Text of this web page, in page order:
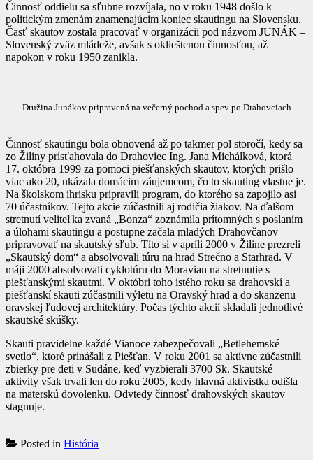
Činnosť oddielu sa sľubne rozvíjala, no v roku 1948 došlo k
politickým zmenám znamenajúcim koniec skautingu na Slovensku.
Časť skautov zostala pracovať v organizácii pod názvom JUNÁK –
Slovenský zväz mládeže, avšak s oklieštenou činnosťou, až
napokon v roku 1950 zanikla.
Družina Junákov pripravená na večerný pochod a spev po Drahovciach
Činnosť skautingu bola obnovená až po takmer pol storočí, kedy sa
zo Žiliny prisťahovala do Drahoviec Ing. Jana Michálková, ktorá
17. októbra 1999 za pomoci piešťanských skautov, ktorých prišlo
viac ako 20, ukázala domácim záujemcom, čo to skauting vlastne je.
Na školskom ihrisku pripravili program, do ktorého sa zapojilo asi
70 účastníkov. Tejto akcie zúčastnili aj rodičia žiakov. Na ďalšom
stretnutí veliteľka zvaná „Bonza“ zoznámila prítomných s poslaním
a úlohami skautingu a postupne začala mladých Drahovčanov
pripravovať na skautský sľub. Títo si v apríli 2000 v Žiline prezreli
„Skautský dom“ a absolvovali túru na hrad Strečno a Starhrad. V
máji 2000 absolvovali cyklotúru do Moravian na stretnutie s
piešťanskými skautmi. V októbri toho istého roku sa drahovskí a
piešťanskí skauti zúčastnili výletu na Oravský hrad a do skanzenu
oravskej ľudovej architektúry. Počas týchto akcií skladali jednotlivé
skautské skúšky.
Skauti pravidelne každé Vianoce zabezpečovali „Betlehemské
svetlo“, ktoré prinášali z Piešťan. V roku 2001 sa aktívne zúčastnili
zbierky pre deti v Sudáne, keď vyzbierali 3700 Sk. Skautské
aktivity však trvali len do roku 2005, kedy hlavná aktivistka odišla
na materskú dovolenku. Odvtedy činnosť drahovských skautov
stagnuje.
Posted in História